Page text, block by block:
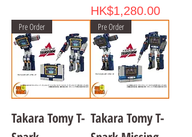
Price
HK$1,280.00
Pre Order
Takara Tomy T-
Pre Order
Takara Tomy T-